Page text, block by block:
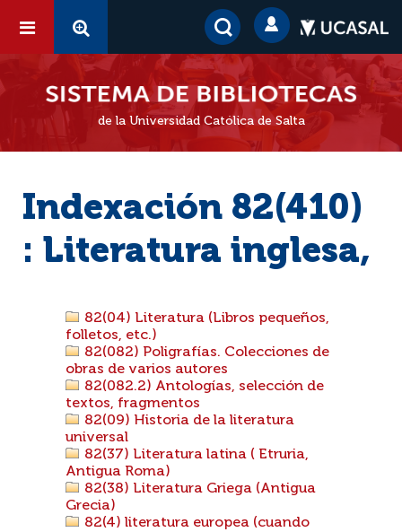
de la Universidad Católica de Salta
Indexación 82(410)
: Literatura inglesa,
82(04) Literatura (Libros pequeños,
folletos, etc.)
82(082) Poligrafías. Colecciones de
obras de varios autores
82(082.2) Antologías, selección de
textos, fragmentos
82(09) Historia de la literatura
universal
82(37) Literatura latina ( Etruria,
Antigua Roma)
82(38) Literatura Griega (Antigua
Grecia)
82(4) literatura europea (cuando